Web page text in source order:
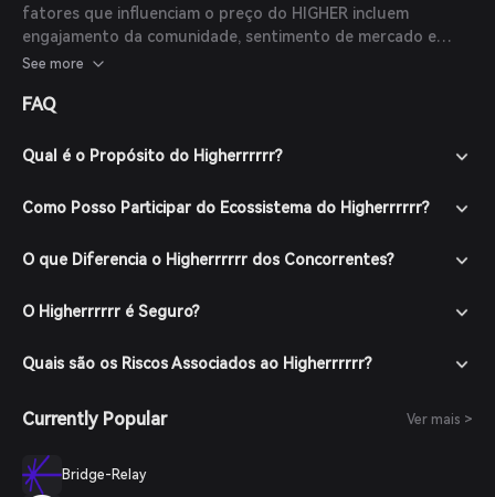
fatores que influenciam o preço do HIGHER incluem
engajamento da comunidade, sentimento de mercado e
adoção. Como uma meme coin, seu valor é fortemente
comunidade.
See more
FAQ
Qual é o Propósito do Higherrrrrr?
Como Posso Participar do Ecossistema do Higherrrrrr?
O que Diferencia o Higherrrrrr dos Concorrentes?
O Higherrrrrr é Seguro?
Quais são os Riscos Associados ao Higherrrrrr?
Currently Popular Ver mais >
Bridge-Relay